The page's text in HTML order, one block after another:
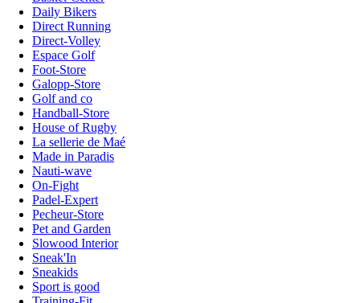
Daily Bikers
Direct Running
Direct-Volley
Espace Golf
Foot-Store
Galopp-Store
Golf and co
Handball-Store
House of Rugby
La sellerie de Maé
Made in Paradis
Nauti-wave
On-Fight
Padel-Expert
Pecheur-Store
Pet and Garden
Slowood Interior
Sneak'In
Sneakids
Sport is good